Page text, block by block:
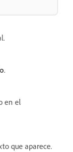
.
en el
que aparece.